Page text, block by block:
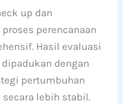
up dan
perencanaan
Hasil evaluasi
dengan
pertumbuhan
lebih stabil.